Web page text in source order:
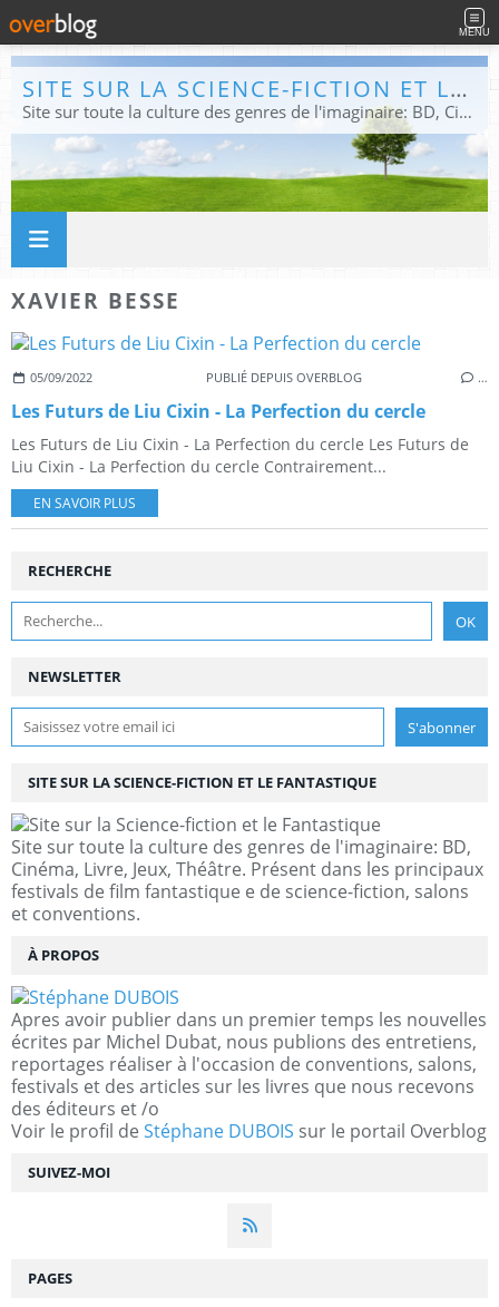
MENU
SITE SUR LA SCIENCE-FICTION ET LE FANTASTIQUE
Site sur toute la culture des genres de l'imaginaire: BD, Cinéma, Livre, Jeux, Théâtre. Présent dans les principaux festivals de film fantastique e de science-fiction, salons et conventions.
XAVIER BESSE
05/09/2022 PUBLIÉ DEPUIS OVERBLOG …
Les Futurs de Liu Cixin - La Perfection du cercle
Les Futurs de Liu Cixin - La Perfection du cercle Les Futurs de
Liu Cixin - La Perfection du cercle Contrairement...
EN SAVOIR PLUS
NEWSLETTER
SUIVEZ-MOI
RECHERCHE
SITE SUR LA SCIENCE-FICTION ET LE FANTASTIQUE
Site sur toute la culture des genres de l'imaginaire: BD,
Cinéma, Livre, Jeux, Théâtre. Présent dans les principaux
festivals de film fantastique e de science-fiction, salons
et conventions.
À PROPOS
Apres avoir publier dans un premier temps les nouvelles
écrites par Michel Dubat, nous publions des entretiens,
reportages réaliser à l'occasion de conventions, salons,
festivals et des articles sur les livres que nous recevons
des éditeurs et /o
Voir le profil de Stéphane DUBOIS sur le portail Overblog
PAGES